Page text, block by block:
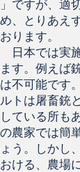
」ですが、適
め、とりあえ
おります。
日本では実
ます。例えば
は不可能です
ルトは屠畜銃
している所も
の農家では簡
ょう。しかし
おける、農場